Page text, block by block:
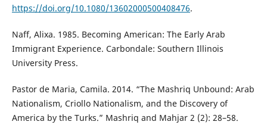
https://doi.org/10.1080/13602000500408476.
Naff, Alixa. 1985. Becoming American: The Early Arab
Immigrant Experience. Carbondale: Southern Illinois
University Press.
Pastor de Maria, Camila. 2014. “The Mashriq Unbound: Arab
Nationalism, Criollo Nationalism, and the Discovery of
America by the Turks.” Mashriq and Mahjar 2 (2): 28–58.